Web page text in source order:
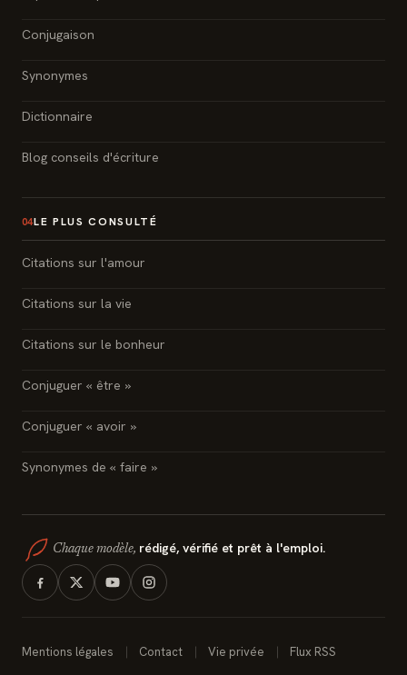
Conjugaison
Synonymes
Dictionnaire
Blog conseils d'écriture
04LE PLUS CONSULTÉ
Citations sur l'amour
Citations sur la vie
Citations sur le bonheur
Conjuguer « être »
Conjuguer « avoir »
Synonymes de « faire »
Chaque modèle, rédigé, vérifié et prêt à l'emploi.
Mentions légales Contact Vie privée Flux RSS